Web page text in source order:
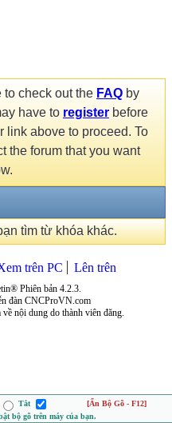
to check out the FAQ by
have to register before
link above to proceed. To
the forum that you want
tìm từ khóa khác.
trên PC Lên trên
Phiên bản 4.2.3.
đàn CNCProVN.com
nội dung do thành viên đăng.
Tắt
[Ẩn Bộ Gõ - F12]
bộ gõ trên máy của bạn.